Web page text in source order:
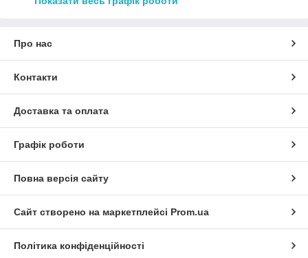
Про нас
Контакти
Доставка та оплата
Графік роботи
Повна версія сайту
Сайт створено на маркетплейсі Prom.ua
Політика конфіденційності